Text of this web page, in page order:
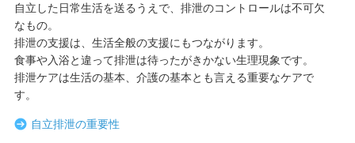
自立した日常生活を送るうえで、排泄のコントロールは不可欠
なもの。
排泄の支援は、生活全般の支援にもつながります。
食事や入浴と違って排泄は待ったがきかない生理現象です。
排泄ケアは生活の基本、介護の基本とも言える重要なケアで
す。
自立排泄の重要性